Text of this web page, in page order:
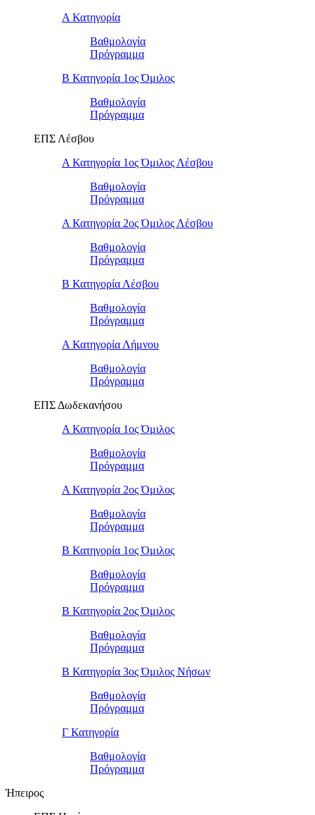
Α Κατηγορία
Βαθμολογία
Πρόγραμμα
Β Κατηγορία 1ος Όμιλος
Βαθμολογία
Πρόγραμμα
ΕΠΣ Λέσβου
Α Κατηγορία 1ος Όμιλος Λέσβου
Βαθμολογία
Πρόγραμμα
Α Κατηγορία 2ος Όμιλος Λέσβου
Βαθμολογία
Πρόγραμμα
B Κατηγορία Λέσβου
Βαθμολογία
Πρόγραμμα
Α Κατηγορία Λήμνου
Βαθμολογία
Πρόγραμμα
ΕΠΣ Δωδεκανήσου
Α Κατηγορία 1ος Όμιλος
Βαθμολογία
Πρόγραμμα
Α Κατηγορία 2ος Όμιλος
Βαθμολογία
Πρόγραμμα
Β Κατηγορία 1ος Όμιλος
Βαθμολογία
Πρόγραμμα
Β Κατηγορία 2ος Όμιλος
Βαθμολογία
Πρόγραμμα
Β Κατηγορία 3ος Όμιλος Νήσων
Βαθμολογία
Πρόγραμμα
Γ Κατηγορία
Βαθμολογία
Πρόγραμμα
Ήπειρος